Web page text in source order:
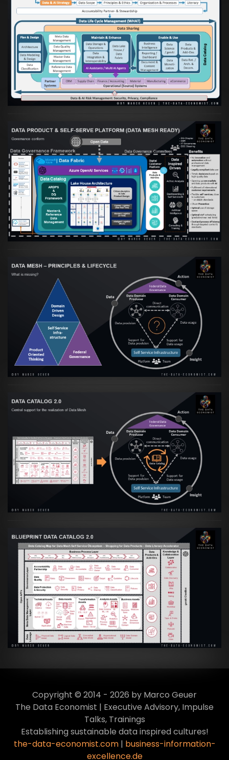
Artikel:Die moderne Architektur für
Daten- und KI-orientierte Unternehmen
VIEW
Artikel:Warum eine Data Governance
orientierte Data Fabric essenziell für
skalierbare qualitative Datenprodukte ist
VIEW
Artikel:Data Mesh Ökosysteme: Die
Transformation zur Data Inspired Human
Culture
VIEW
Artikel:Data Mesh Ökosysteme: Die
Transformation zur Data Inspired Human
Culture
VIEW
Artikel:Data Mesh Ökosysteme: Die
Transformation zur Data Inspired Human
Culture
VIEW
Copyright © 2014 - 2026 by Marco Geuer
The Data Economist | Executive Advisory, Impulse
Talks, Trainings
Establishing sustainable data inspired cultures!
the-data-economist.com| business-information-
excellence.de